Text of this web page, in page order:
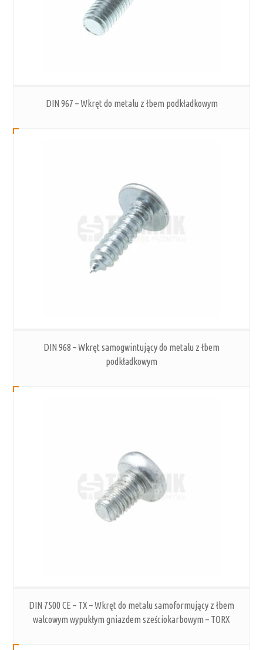
DIN 967 – Wkręt do metalu z łbem podkładkowym
DIN 968 – Wkręt samogwintujący do metalu z łbem
podkładkowym
DIN 7500 CE – TX – Wkręt do metalu samoformujący z łbem
walcowym wypukłym gniazdem sześciokarbowym – TORX